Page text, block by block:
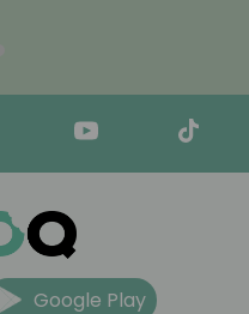
Google Play